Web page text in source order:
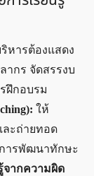
หารต้องแสดง
กร จัดสรรงบ
ฝึกอบรม
ให้
ะถ่ายทอด
ารพัฒนาทักษะ
จากความผิด